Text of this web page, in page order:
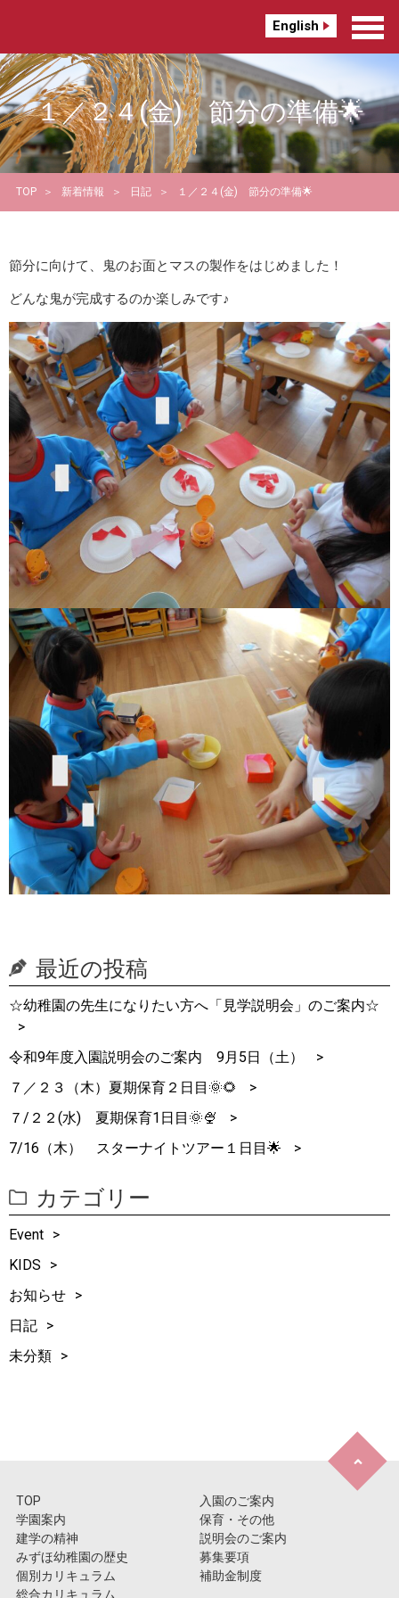
English
１／２４(金) 節分の準備🌟
TOP 新着情報 日記 １／２４(金) 節分の準備🌟
節分に向けて、鬼のお面とマスの製作をはじめました！
どんな鬼が完成するのか楽しみです♪
最近の投稿
☆幼稚園の先生になりたい方へ「見学説明会」のご案内☆
令和9年度入園説明会のご案内 9月5日（土）
７／２３（木）夏期保育２日目🌞🌻
７/２２(水) 夏期保育1日目🌞🍨
7/16（木） スターナイトツアー１日目🌟
カテゴリー
Event
KIDS
お知らせ
日記
未分類
TOP
学園案内
建学の精神
みずほ幼稚園の歴史
個別カリキュラム
総合カリキュラム
入園のご案内
保育・その他
説明会のご案内
募集要項
補助金制度